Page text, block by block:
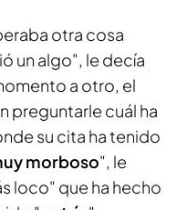
otra cosa
un algo", le decía
a otro, el
preguntarle cuál ha
su cita ha tenido
morboso", le
loco" que ha hecho